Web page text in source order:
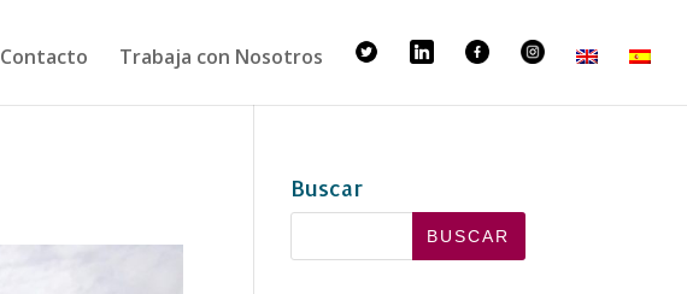
Contacto Trabaja con Nosotros
Buscar